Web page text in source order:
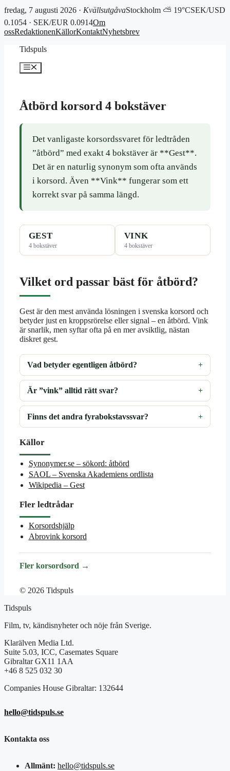
fredag, 7 augusti 2026 · KvällsutgåvaStockholm ⛅ 19°CSEK/USD
0.1054 · SEK/EUR 0.0914Om
ossRedaktionenKällorKontaktNyhetsbrev
Tidspuls
Meny
Åtbörd korsord 4 bokstäver
Det vanligaste korsordssvaret för ledtråden
”åtbörd” med exakt 4 bokstäver är **Gest**.
Det är en naturlig synonym som ofta används
i korsord. Även **Vink** fungerar som ett
korrekt svar på samma längd.
GEST
4 bokstäver
VINK
4 bokstäver
Vilket ord passar bäst för åtbörd?
Gest är den mest använda lösningen i svenska korsord och
betyder just en kroppsrörelse eller signal – en åtbörd. Vink
är snarlik, men syftar ofta på en mer avsiktlig, nästan
diskret gest.
Vad betyder egentligen åtbörd?
Är ”vink” alltid rätt svar?
Finns det andra fyrabokstavssvar?
Källor
Synonymer.se – sökord: åtbörd
SAOL – Svenska Akademiens ordlista
Wikipedia – Gest
Fler ledtrådar
Korsordshjälp
Abrovink korsord
Fler korsordsord →
© 2026 Tidspuls
Tidspuls
Film, tv, kändisnyheter och nöje från Sverige.
Klarälven Media Ltd.
Suite 5.03, ICC, Casemates Square
Gibraltar GX11 1AA
+46 8 525 032 30
Companies House Gibraltar: 132644
hello@tidspuls.se
Kontakta oss
Allmänt: hello@tidspuls.se